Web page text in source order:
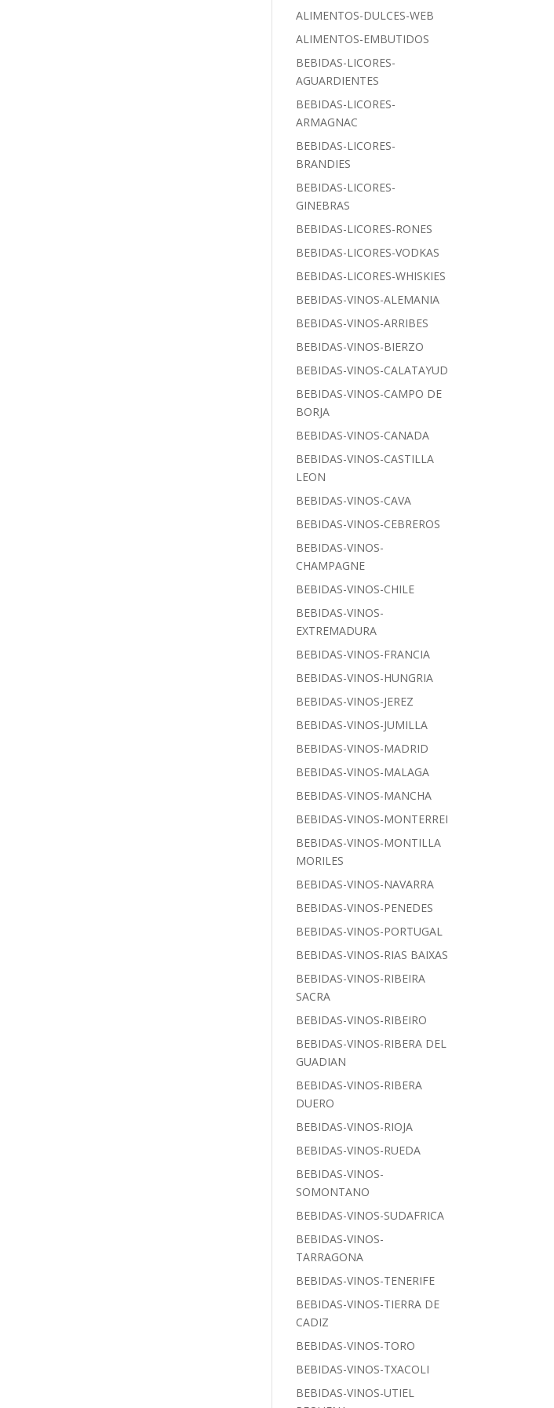
ALIMENTOS-DULCES-WEB
ALIMENTOS-EMBUTIDOS
BEBIDAS-LICORES-
AGUARDIENTES
BEBIDAS-LICORES-
ARMAGNAC
BEBIDAS-LICORES-
BRANDIES
BEBIDAS-LICORES-
GINEBRAS
BEBIDAS-LICORES-RONES
BEBIDAS-LICORES-VODKAS
BEBIDAS-LICORES-WHISKIES
BEBIDAS-VINOS-ALEMANIA
BEBIDAS-VINOS-ARRIBES
BEBIDAS-VINOS-BIERZO
BEBIDAS-VINOS-CALATAYUD
BEBIDAS-VINOS-CAMPO DE
BORJA
BEBIDAS-VINOS-CANADA
BEBIDAS-VINOS-CASTILLA
LEON
BEBIDAS-VINOS-CAVA
BEBIDAS-VINOS-CEBREROS
BEBIDAS-VINOS-
CHAMPAGNE
BEBIDAS-VINOS-CHILE
BEBIDAS-VINOS-
EXTREMADURA
BEBIDAS-VINOS-FRANCIA
BEBIDAS-VINOS-HUNGRIA
BEBIDAS-VINOS-JEREZ
BEBIDAS-VINOS-JUMILLA
BEBIDAS-VINOS-MADRID
BEBIDAS-VINOS-MALAGA
BEBIDAS-VINOS-MANCHA
BEBIDAS-VINOS-MONTERREI
BEBIDAS-VINOS-MONTILLA
MORILES
BEBIDAS-VINOS-NAVARRA
BEBIDAS-VINOS-PENEDES
BEBIDAS-VINOS-PORTUGAL
BEBIDAS-VINOS-RIAS BAIXAS
BEBIDAS-VINOS-RIBEIRA
SACRA
BEBIDAS-VINOS-RIBEIRO
BEBIDAS-VINOS-RIBERA DEL
GUADIAN
BEBIDAS-VINOS-RIBERA
DUERO
BEBIDAS-VINOS-RIOJA
BEBIDAS-VINOS-RUEDA
BEBIDAS-VINOS-
SOMONTANO
BEBIDAS-VINOS-SUDAFRICA
BEBIDAS-VINOS-
TARRAGONA
BEBIDAS-VINOS-TENERIFE
BEBIDAS-VINOS-TIERRA DE
CADIZ
BEBIDAS-VINOS-TORO
BEBIDAS-VINOS-TXACOLI
BEBIDAS-VINOS-UTIEL